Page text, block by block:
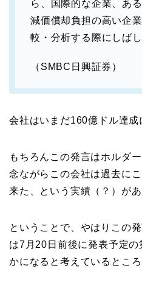
ら、国際的な企業、あ
減価償却負担の高い企
較・分析する際にしば
（SMBC日興証券）
会社はいまだ160億ドル達成
もちろんこの発言はホルダ
念ながらこの会社は過去に
来た、という実績（？）があ
ということで、やはりこの
は7月20日前後に発表予定
かになると考えているところ